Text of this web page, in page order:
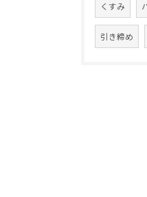
くすみ
引き締め